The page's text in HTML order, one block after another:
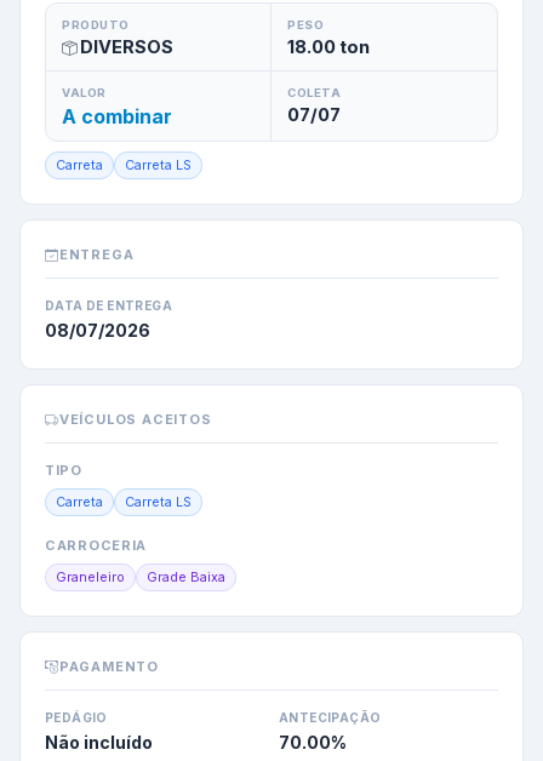
PRODUTO
DIVERSOS
PESO
18.00ton
VALOR
A combinar
COLETA
07/07
Carreta Carreta LS
ENTREGA
DATA DE ENTREGA
08/07/2026
VEÍCULOS ACEITOS
TIPO
Carreta Carreta LS
CARROCERIA
Graneleiro Grade Baixa
PAGAMENTO
PEDÁGIO
Não incluído
ANTECIPAÇÃO
70.00%